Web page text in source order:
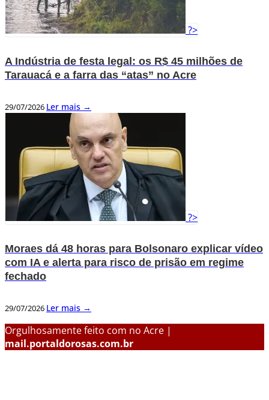
?>
A Indústria de festa legal: os R$ 45 milhões de
Tarauacá e a farra das “atas” no Acre
29/07/2026 Ler mais →
?>
Moraes dá 48 horas para Bolsonaro explicar vídeo
com IA e alerta para risco de prisão em regime
fechado
29/07/2026 Ler mais →
Orgulhosamente feito com no Acre |
mail.portaldorosas.com.br